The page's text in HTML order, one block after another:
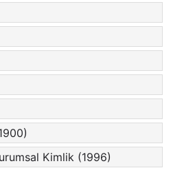
Kimlik (1996)